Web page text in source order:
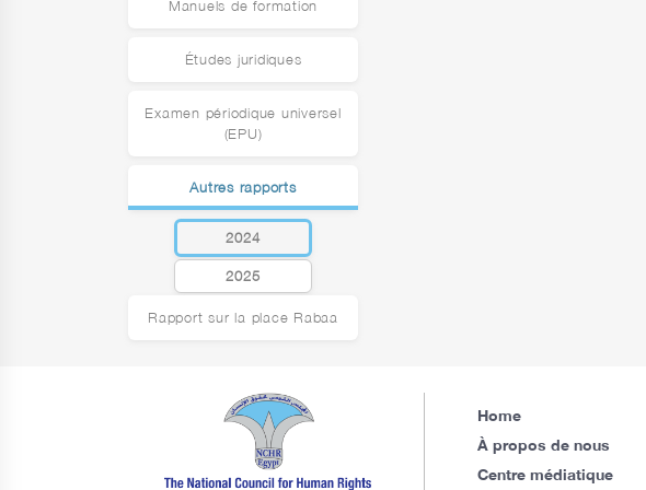
Manuels de formation
Études juridiques
Examen périodique universel
(EPU)
Autres rapports
2024
2025
Rapport sur la place Rabaa
Home
À propos de nous
Centre médiatique